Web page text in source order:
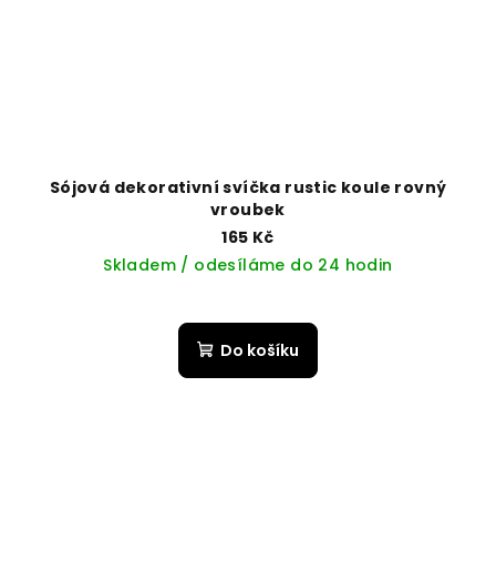
Sójová dekorativní svíčka rustic koule rovný
vroubek
165 Kč
Skladem / odesíláme do 24 hodin
Do košíku